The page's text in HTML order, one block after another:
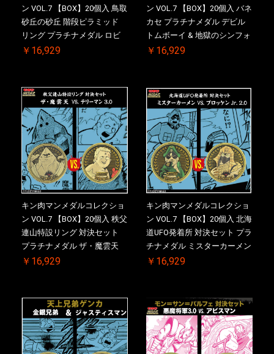
ン VOL.7 【BOX】20個入 鳥取
砂丘の砂丘 階段ピラミッド
リング プラチナメダル ロビ
ンマスク VS.ネメシス 【初回
2026/10/30 一斉出荷予定
￥16,929
ン VOL.7 【BOX】20個入 バネ
カセ プラチナメダル デビル
トムボーイ & 地獄のシンフォ
ニー ケース付き【初回購入特
一斉出荷予定
￥16,929
キン肉マンメダルコレクショ
ン VOL.7 【BOX】20個入 秩父
連山特設リング 対決セット
プラチナメダル ザ・魔雲天
VS. テリーマン 3.0 ケース付
注分】2026/10/30 一斉出荷予
￥16,929
キン肉マンメダルコレクショ
ン VOL.7 【BOX】20個入 北海
道UFO発着所 対決セット プラ
チナメダル ミスターカーメン
VS. ブロッケン Jr. 2.0 ケース
【二次受注分】2026/10/30 一
斉出荷予定
￥16,929